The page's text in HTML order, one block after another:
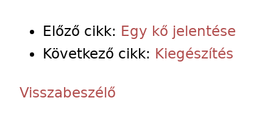
Előző cikk: Egy kő jelentése
Következő cikk: Kiegészítés
Visszabeszélő